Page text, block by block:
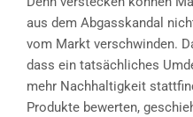
aus dem Abgasskandal
vom Markt verschwinden.
dass ein tatsächliches
mehr Nachhaltigkeit
Produkte bewerten,